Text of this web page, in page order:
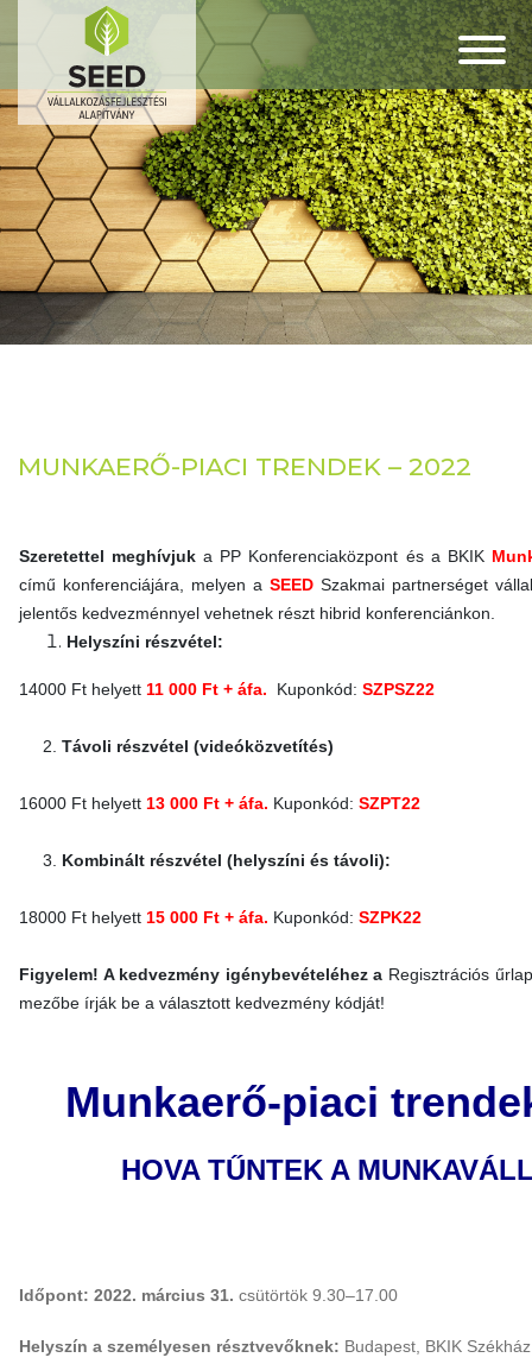
MUNKAERŐ-PIACI TRENDEK – 2022
Szeretettel meghívjuk a PP Konferenciaközpont és a BKIK
című konferenciájára, melyen a SEED Szakmai partnerséget
jelentős kedvezménnyel vehetnek részt hibrid konferenciánkon.
Helyszíni részvétel:
14000 Ft helyett 11 000 Ft + áfa. Kuponkód: SZPSZ22
2. Távoli részvétel (videóközvetítés)
16000 Ft helyett 13 000 Ft + áfa. Kuponkód: SZPT22
3.
Kombinált részvétel (helyszíni és távoli):
18000 Ft helyett 15 000 Ft + áfa. Kuponkód: SZPK22
Figyelem! A kedvezmény igénybevételéhez a Regisztrációs
mezőbe írják be a választott kedvezmény kódját!
Munkaerő-piaci
HOVA TŰNTEK A
Időpont: 2022. március 31. csütörtök 9.30–17.00
Helyszín a személyesen résztvevőknek: Budapest, BKIK